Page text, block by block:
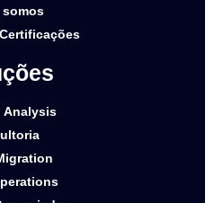
somos
Analysis